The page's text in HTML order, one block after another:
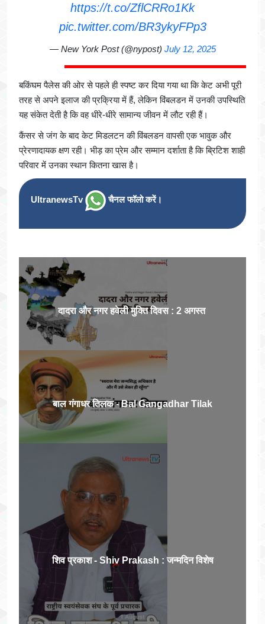
https://t.co/ZflCRRo1Kk
pic.twitter.com/BR3ykyFPp3
— New York Post (@nypost) July 12, 2025
बकिंघम पैलेस की ओर से पहले ही स्पष्ट कर दिया गया था कि केट अभी पूरी
तरह से अपने इलाज की प्रक्रिया में हैं, लेकिन विंबलडन में उनकी उपस्थिति
यह संकेत देती है कि वह धीरे-धीरे सामान्य जीवन में लौट रही हैं।
कैंसर से जंग के बाद केट मिडलटन की विंबलडन वापसी एक भावुक और
प्रेरणादायक क्षण रही। भीड़ का प्रेम और सम्मान दर्शाता है कि ब्रिटिश शाही
परिवार में उनका स्थान कितना खास है।
UltranewsTv चैनल फॉलो करें।
दादरा और नगर हवेली मुक्ति दिवस : 2 अगस्त
बाल गंगाधर तिलक - Bal Gangadhar Tilak
शिव प्रकाश - Shiv Prakash : जन्मदिन विशेष